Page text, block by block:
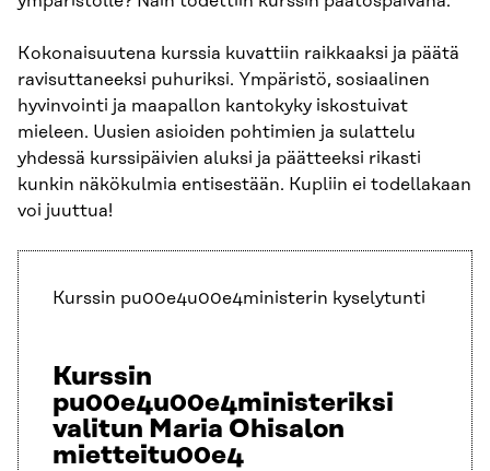
Kokonaisuutena kurssia kuvattiin raikkaaksi ja päätä
ravisuttaneeksi puhuriksi. Ympäristö, sosiaalinen
hyvinvointi ja maapallon kantokyky iskostuivat
mieleen. Uusien asioiden pohtimien ja sulattelu
yhdessä kurssipäivien aluksi ja päätteeksi rikasti
kunkin näkökulmia entisestään. Kupliin ei todellakaan
voi juuttua!
Kurssin pu00e4u00e4ministerin kyselytunti
Kurssin
pu00e4u00e4ministeriksi
valitun Maria Ohisalon
mietteitu00e4